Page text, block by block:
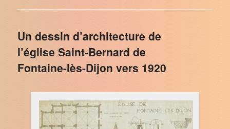
Un dessin d’architecture de
l’église Saint-Bernard de
Fontaine-lès-Dijon vers 1920